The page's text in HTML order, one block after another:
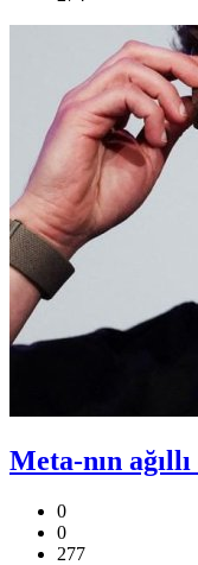
Meta-nın
0
0
277